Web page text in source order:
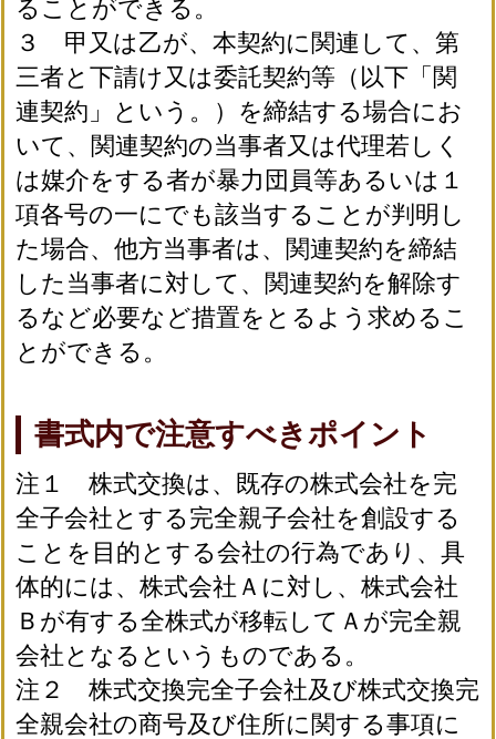
ることができる。
３ 甲又は乙が、本契約に関連して、第
三者と下請け又は委託契約等（以下「関
連契約」という。）を締結する場合にお
いて、関連契約の当事者又は代理若しく
は媒介をする者が暴力団員等あるいは１
項各号の一にでも該当することが判明し
た場合、他方当事者は、関連契約を締結
した当事者に対して、関連契約を解除す
るなど必要など措置をとるよう求めるこ
とができる。
書式内で注意すべきポイント
注１ 株式交換は、既存の株式会社を完
全子会社とする完全親子会社を創設する
ことを目的とする会社の行為であり、具
体的には、株式会社Ａに対し、株式会社
Ｂが有する全株式が移転してＡが完全親
会社となるというものである。
注２ 株式交換完全子会社及び株式交換完
全親会社の商号及び住所に関する事項に